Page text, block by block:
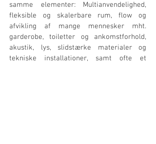
samme elementer: Multianvendelighed,
fleksible og skalerbare rum, flow og
afvikling af mange mennesker mht.
garderobe, toiletter og ankomstforhold,
akustik, lys, slidstærke materialer og
tekniske installationer, samt ofte et